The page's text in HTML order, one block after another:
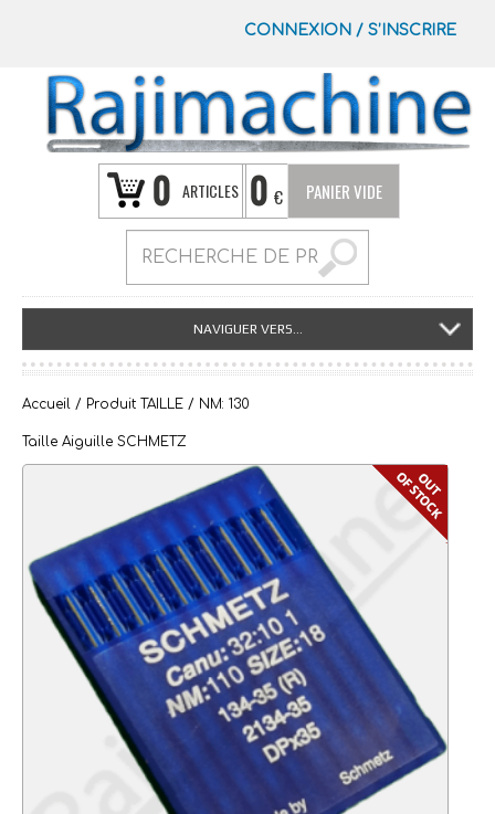
CONNEXION / S’INSCRIRE
0 ARTICLES 0 € PANIER VIDE
NAVIGUER VERS...
Accueil / Produit TAILLE / NM: 130
Taille Aiguille SCHMETZ